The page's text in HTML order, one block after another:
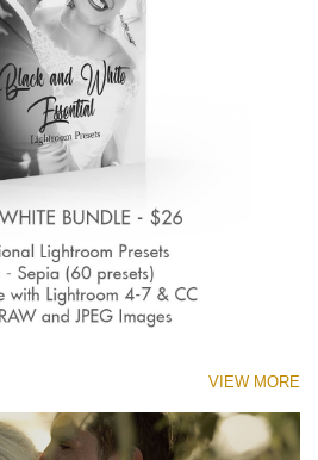
VIEW MORE